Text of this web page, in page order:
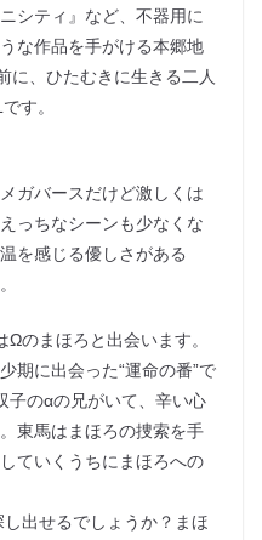
シティ』など、不器用に
な作品を手がける本郷地
に、ひたむきに生きる二人
す。
ガバースだけど激しくは
っちなシーンも少なくな
を感じる優しさがある
のまほろと出会います。
期に出会った“運命の番”で
子のαの兄がいて、辛い心
東馬はまほろの捜索を手
ていくうちにまほろへの
出せるでしょうか？まほ